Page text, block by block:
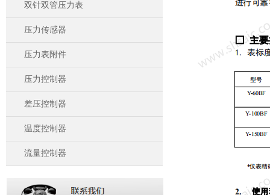
双针双管压力表
压力传感器
压力表附件
压力控制器
差压控制器
温度控制器
流量控制器